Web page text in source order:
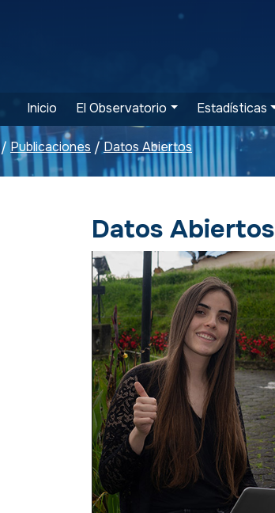
Inicio El Observatorio Estadísticas
/Publicaciones / Datos Abiertos
Datos Abiertos